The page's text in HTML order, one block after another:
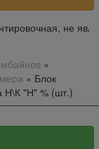
не
»
» Блок
Н\К "Н" % (шт.)